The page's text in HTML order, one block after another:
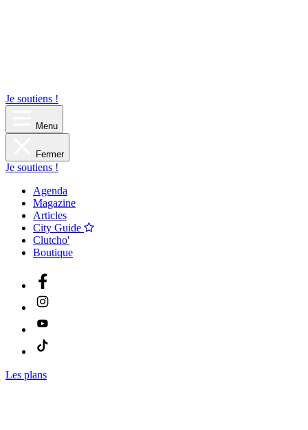
Je soutiens !
Menu
Fermer
Je soutiens !
Agenda
Magazine
Articles
City Guide
Clutcho'
Boutique
Les plans